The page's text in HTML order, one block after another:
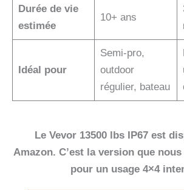
Durée de vie
estimée
10+ ans
Idéal pour
Semi-pro,
outdoor
régulier, bateau
Le Vevor 13500 lbs IP67 est
Amazon. C’est la version que
pour un usage 4×4